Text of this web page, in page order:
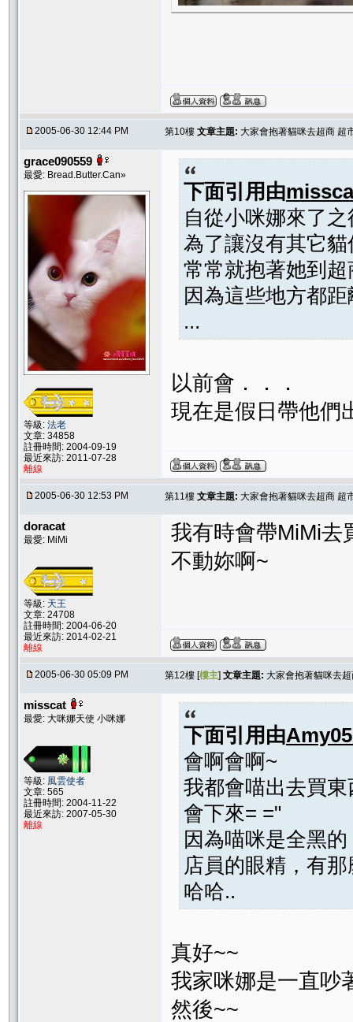
2005-06-30 12:44 PM 第10樓 文章主題: 大家會抱著貓咪去超商 超
grace090559
最愛: Bread.Butter.Can»
等級: 法老
文章: 34858
註冊時間: 2004-09-19
最近來訪: 2011-07-28
離線
下面引用由
自從小咪娜來了之
為了讓沒有其它
常常就抱著她到
因為這些地方都
...
以前會．．．
現在是假日帶他們
2005-06-30 12:53 PM 第11樓 文章主題: 大家會抱著貓咪去超商 超
doracat
最愛: MiMi
等級: 天王
文章: 24708
註冊時間: 2004-06-20
最近來訪: 2014-02-21
離線
我有時會帶MiMi去
不動妳啊~
2005-06-30 05:09 PM 第12樓 [樓主] 文章主題: 大家會抱著貓咪去
misscat
最愛: 大咪娜天使 小咪娜
等級: 風雲使者
文章: 565
註冊時間: 2004-11-22
最近來訪: 2007-05-30
離線
下面引用由
會啊會啊~
我都會喵出去買
會下來= ="
因為喵咪是全黑
店員的眼精，有
哈哈..
真好~~
我家咪娜是一直吵
然後~~